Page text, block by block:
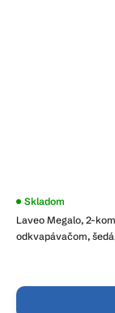
Laveo Megalo, 2-
odkvapávačom,
Skladom